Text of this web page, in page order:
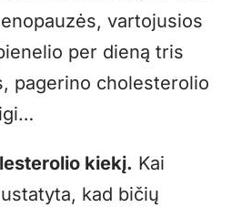
vartojusios
per dieną tris
pagerino cholesterolio
kiekį. Kai
kad bičių